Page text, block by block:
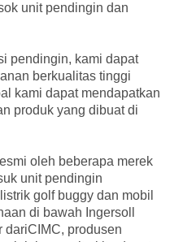
unit pendingin dan
pendingin, kami dapat
berkualitas tinggi
kami dapat mendapatkan
produk yang dibuat di
oleh beberapa merek
unit pendingin
golf buggy dan mobil
di bawah Ingersoll
dariCIMC, produsen